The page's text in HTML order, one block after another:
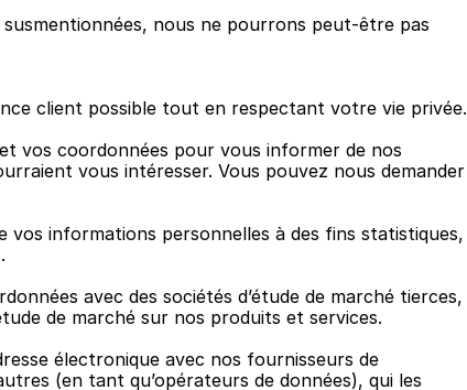
nous ne pourrons peut-être pas
client possible tout en respectant votre vie privée.
vos coordonnées pour vous informer de nos
vous intéresser. Vous pouvez nous demander
vos informations personnelles à des fins statistiques,
avec des sociétés d’étude de marché tierces,
de marché sur nos produits et services.
électronique avec nos fournisseurs de
(en tant qu’opérateurs de données), qui les